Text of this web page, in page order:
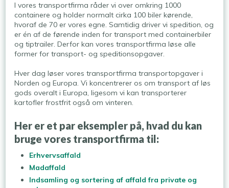
I vores transportfirma råder vi over omkring 1000
containere og holder normalt cirka 100 biler kørende,
hvoraf de 70 er vores egne. Samtidig driver vi spedition, og
er én af de førende inden for transport med containerbiler
og tiptrailer. Derfor kan vores transportfirma løse alle
former for transport- og speditionsopgaver.​​
Hver dag løser vores transportfirma transportopgaver i
Norden og Europa. Vi koncentrerer os om transport af løs
gods overalt i Europa, ligesom vi kan transporterer
kartofler frostfrit også om vinteren.
Her er et par eksempler på, hvad du kan
bruge vores transportfirma til:
Erhvervsaffald
Madaffald
Indsamling og sortering af affald fra private og